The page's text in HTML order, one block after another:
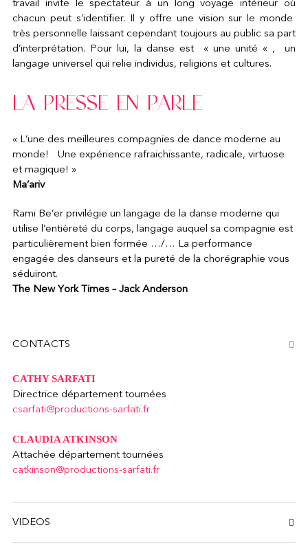
travail invite le spectateur à un long voyage intérieur où
chacun peut s’identifier. Il y offre une vision sur le monde
très personnelle laissant cependant toujours au public sa part
d’interprétation. Pour lui, la danse est « une unité « , un
langage universel qui relie individus, religions et cultures.
LA PRESSE EN PARLE
« L’une des meilleures compagnies de dance moderne au
monde! Une expérience rafraichissante, radicale, virtuose
et magique! »
Ma’ariv
Rami Be’er privilégie un langage de la danse moderne qui
utilise l’entièreté du corps, langage auquel sa compagnie est
particulièrement bien formée …/… La performance
engagée des danseurs et la pureté de la chorégraphie vous
séduiront.
The New York Times – Jack Anderson
CONTACTS
CATHY SARFATI
Directrice département tournées
csarfati@productions-sarfati.fr
CLAUDIA ATKINSON
Attachée département tournées
catkinson@productions-sarfati.fr
VIDEOS